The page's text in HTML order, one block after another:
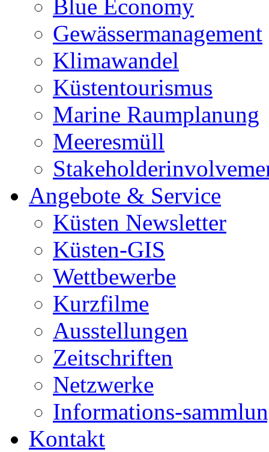
Blue Economy
Gewässermanagement
Klimawandel
Küstentourismus
Marine Raumplanung
Meeresmüll
Angebote & Service
Küsten Newsletter
Küsten-GIS
Wettbewerbe
Kurzfilme
Ausstellungen
Zeitschriften
Netzwerke
Informations-
Kontakt